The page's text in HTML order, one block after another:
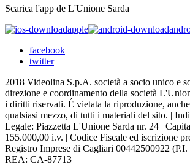
Scarica l'app de L'Unione Sarda
apple
facebook
twitter
2018 Videolina S.p.A. società a socio unico e
direzione e coordinamento della società
i diritti riservati. É vietata la riproduzione,
qualsiasi mezzo, di tutti i materiali del sito. |
Legale: Piazzetta L'Unione Sarda nr. 24 |
155.000,00 i.v. | Codice Fiscale ed iscrizione
Registro Imprese di Cagliari 00442500922
REA: CA-87713